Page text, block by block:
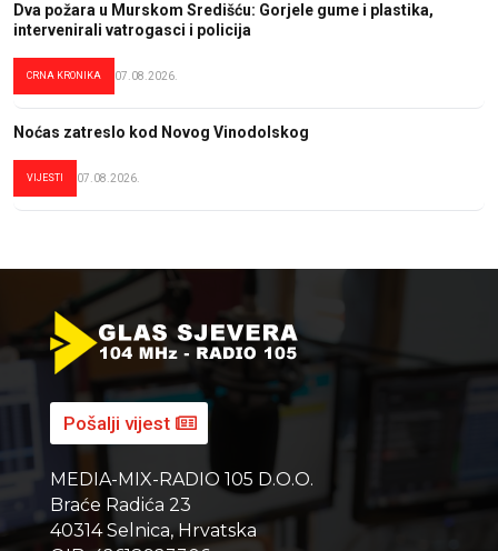
Dva požara u Murskom Središću: Gorjele gume i plastika,
intervenirali vatrogasci i policija
CRNA KRONIKA 07.08.2026.
Noćas zatreslo kod Novog Vinodolskog
VIJESTI 07.08.2026.
Pošalji vijest
MEDIA-MIX-RADIO 105 D.O.O.
Braće Radića 23
40314 Selnica, Hrvatska